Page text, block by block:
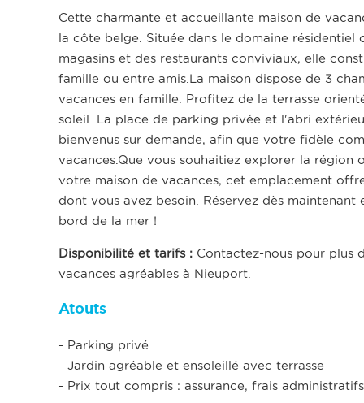
Cette charmante et accueillante maison de
la côte belge. Située dans le domaine résidentiel
magasins et des restaurants conviviaux, elle
famille ou entre amis.La maison dispose de 3
vacances en famille. Profitez de la terrasse
soleil. La place de parking privée et l'abri
bienvenus sur demande, afin que votre fidèle
vacances.Que vous souhaitiez explorer la
votre maison de vacances, cet emplacement
dont vous avez besoin. Réservez dès
bord de la mer !
Disponibilité et tarifs : Contactez-nous pour plus
vacances agréables à Nieuport.
Atouts
- Parking privé
- Jardin agréable et ensoleillé avec terrasse
- Prix tout compris : assurance, frais